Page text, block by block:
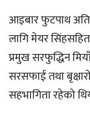
आइबार फुटपाथ
लागि मेयर
प्रमुख सरफुद्धिन
सरसफाई तथा
सहभागिता रहेको